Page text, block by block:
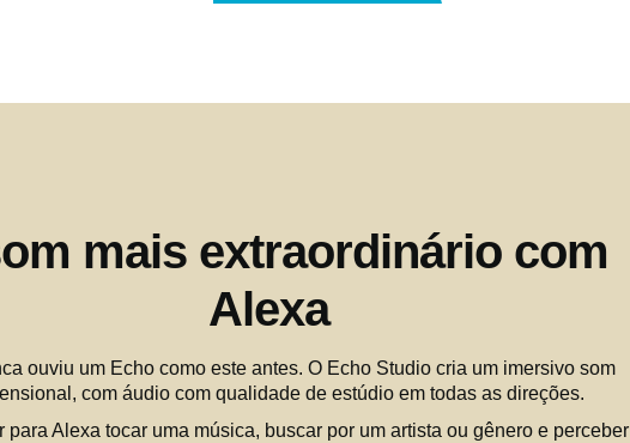
mais extraordinário com
Alexa
ouviu um Echo como este antes. O Echo Studio cria um imersivo som
com áudio com qualidade de estúdio em todas as direções.
para Alexa tocar uma música, buscar por um artista ou gênero e perceber